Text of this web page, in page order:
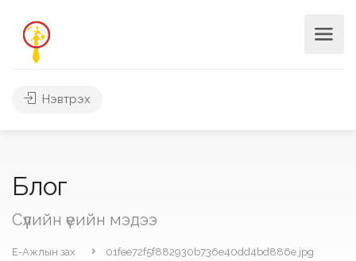
Нэвтрэх
Блог
Сүүлийн үеийн мэдээ
Е-Ажлын зах 01fee72f5f882930b736e40dd4bd886e.jpg